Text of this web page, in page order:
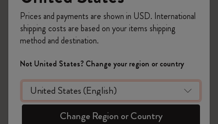
Modifiez l’événement
Appuyez sur « ALL DAY » (TOUTE LA JOURNÉE)
Sélectionnez l’heure de l’événement"
Prices and payments are shown in USD. International
shipping costs are based on your items shipping
method and destination.
Not United States? Change your region or country
Change Region or Country